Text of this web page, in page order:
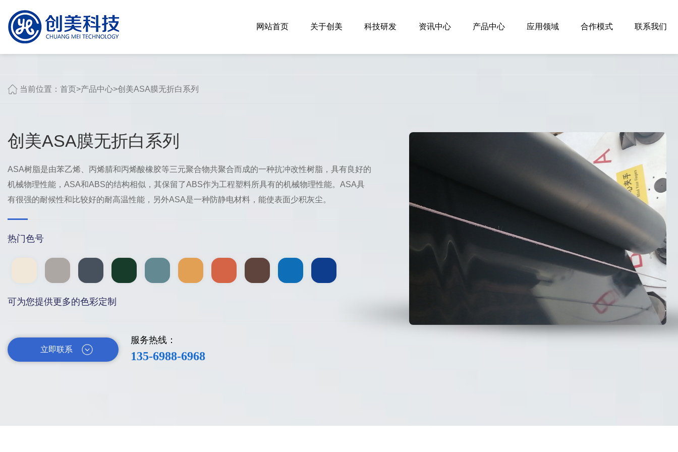
网站首页 关于创美 科技研发 资讯中心 产品中心 应用领域 合作模式 联系我们
当前位置： 首页>产品中心>创美ASA膜无折白系列
创美ASA膜无折白系列
ASA树脂是由苯乙烯、丙烯腈和丙烯酸橡胶等三元聚合物共聚合而成的一种抗冲改性树脂，具有良好的
机械物理性能，ASA和ABS的结构相似，其保留了ABS作为工程塑料所具有的机械物理性能。ASA具
有很强的耐候性和比较好的耐高温性能，另外ASA是一种防静电材料，能使表面少积灰尘。
热门色号
可为您提供更多的色彩定制
立即联系
服务热线：
135-6988-6968